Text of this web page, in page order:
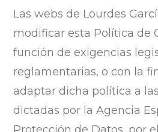
Las webs de Lourdes
modificar esta Política de
función de exigencias
reglamentarias, o con la
adaptar dicha política a
dictadas por la Agencia
Protección de Datos, por